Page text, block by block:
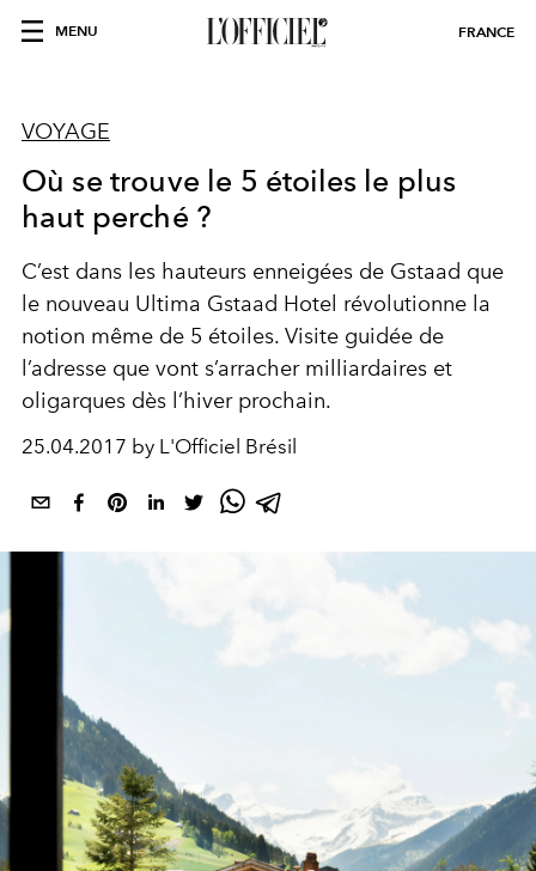
MENU FRANCE
VOYAGE
Où se trouve le 5 étoiles le plus
haut perché ?
C’est dans les hauteurs enneigées de Gstaad que
le nouveau Ultima Gstaad Hotel révolutionne la
notion même de 5 étoiles. Visite guidée de
l’adresse que vont s’arracher milliardaires et
oligarques dès l’hiver prochain.
25.04.2017 by L'Officiel Brésil